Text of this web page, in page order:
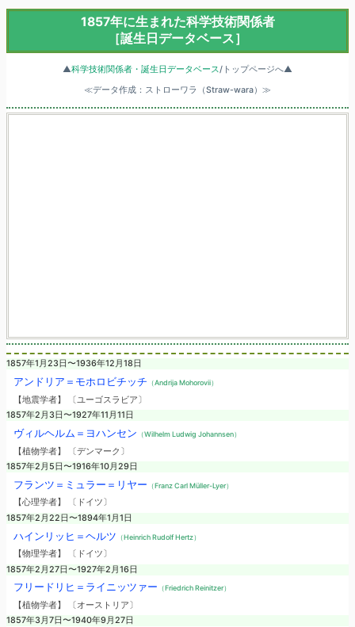
1857年に生まれた科学技術関係者
［誕生日データベース］
▲科学技術関係者・誕生日データベース/トップページへ▲
≪データ作成：ストローワラ（Straw-wara）≫
1857年1月23日〜1936年12月18日
アンドリア＝モホロビチッチ （Andrija Mohorovii）
【地震学者】 〔ユーゴスラビア〕
1857年2月3日〜1927年11月11日
ヴィルヘルム＝ヨハンセン （Wilhelm Ludwig Johannsen）
【植物学者】 〔デンマーク〕
1857年2月5日〜1916年10月29日
フランツ＝ミュラー＝リヤー （Franz Carl Müller-Lyer）
【心理学者】 〔ドイツ〕
1857年2月22日〜1894年1月1日
ハインリッヒ＝ヘルツ （Heinrich Rudolf Hertz）
【物理学者】 〔ドイツ〕
1857年2月27日〜1927年2月16日
フリードリヒ＝ライニッツァー （Friedrich Reinitzer）
【植物学者】 〔オーストリア〕
1857年3月7日〜1940年9月27日